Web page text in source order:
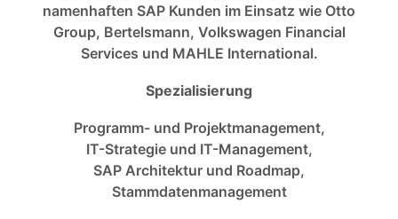
namenhaften SAP Kunden im Einsatz wie Otto
Group, Bertelsmann, Volkswagen Financial
Services und MAHLE International.
Spezialisierung
Programm- und Projektmanagement,
IT-Strategie und IT-Management,
SAP Architektur und Roadmap,
Stammdatenmanagement